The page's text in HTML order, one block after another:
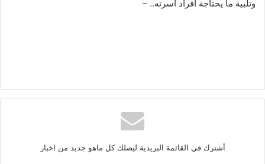
وتلبية ما يحتاجة افراد أسرته.. –
أشترك في القائمة البريدية ليصلك كل ماهو جديد من اخبار